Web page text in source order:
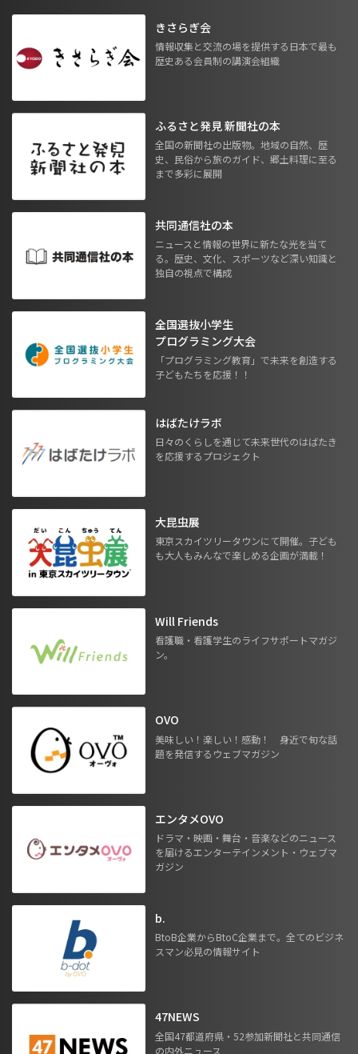
きさらぎ会
情報収集と交流の場を提供する日本で最も
歴史ある会員制の講演会組織
ふるさと発見 新聞社の本
全国の新聞社の出版物。地域の自然、歴
史、民俗から旅のガイド、郷土料理に至る
まで多彩に展開
共同通信社の本
ニュースと情報の世界に新たな光を当て
る。歴史、文化、スポーツなど深い知識と
独自の視点で構成
全国選抜小学生
プログラミング大会
「プログラミング教育」で未来を創造する
子どもたちを応援！！
はばたけラボ
日々のくらしを通じて未来世代のはばたき
を応援するプロジェクト
大昆虫展
東京スカイツリータウンにて開催。子ども
も大人もみんなで楽しめる企画が満載！
Will Friends
看護職・看護学生のライフサポートマガジ
ン。
OVO
美味しい！楽しい！感動！ 身近で旬な話
題を発信するウェブマガジン
エンタメOVO
ドラマ・映画・舞台・音楽などのニュース
を届けるエンターテインメント・ウェブマ
ガジン
b.
BtoB企業からBtoC企業まで。全てのビジネ
スマン必見の情報サイト
47NEWS
全国47都道府県・52参加新聞社と共同通信
の内外ニュース